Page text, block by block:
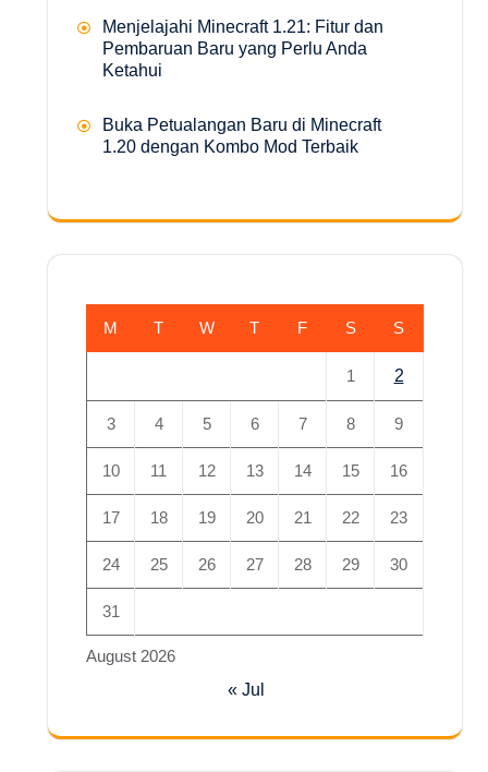
Menjelajahi Minecraft 1.21: Fitur dan
Pembaruan Baru yang Perlu Anda
Ketahui
Buka Petualangan Baru di Minecraft
1.20 dengan Kombo Mod Terbaik
August 2026
M T W T F S S
1 2
3 4 5 6 7 8 9
10 11 12 13 14 15 16
17 18 19 20 21 22 23
24 25 26 27 28 29 30
31
« Jul